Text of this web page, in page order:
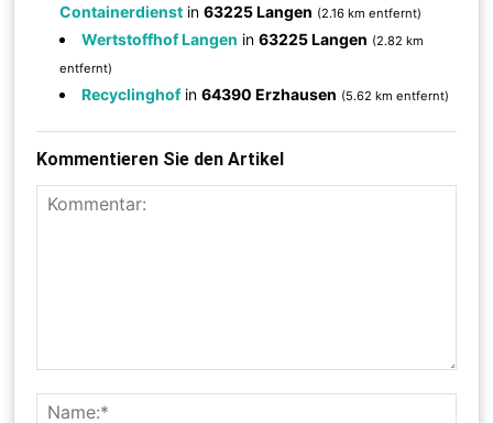
Containerdienst in63225 Langen (2.16 km entfernt)
Wertstoffhof Langen in63225 Langen (2.82 km
entfernt)
Recyclinghofin64390 Erzhausen (5.62 km entfernt)
Kommentieren Sie den Artikel